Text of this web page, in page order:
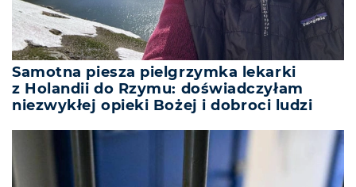
Samotna piesza pielgrzymka lekarki
z Holandii do Rzymu: doświadczyłam
niezwykłej opieki Bożej i dobroci ludzi